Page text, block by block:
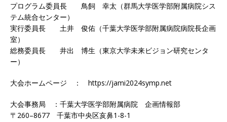
プログラム委員長 鳥飼 幸太（群馬大学医学部附属病院シス
テム統合センター）
実行委員長 土井 俊佑（千葉大学医学部附属病院病院長企画
室）
総務委員長 井出 博生（東京大学未来ビジョン研究センタ
ー）
大会ホームページ ： https://jami2024symp.net
大会事務局 ：千葉大学医学部附属病院 企画情報部
〒260–8677 千葉市中央区亥鼻1-8-1